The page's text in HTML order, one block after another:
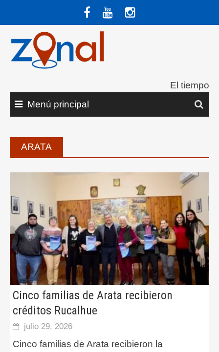
contenido
El tiempo
Menú principal
ARATA
Cinco familias de Arata recibieron
créditos Rucalhue
julio 29, 2026
Cinco familias de Arata recibieron la